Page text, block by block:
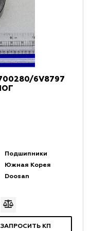
6V8797
Подшипники
Южная Корея
Doosan
ЗАПРОСИТЬ КП